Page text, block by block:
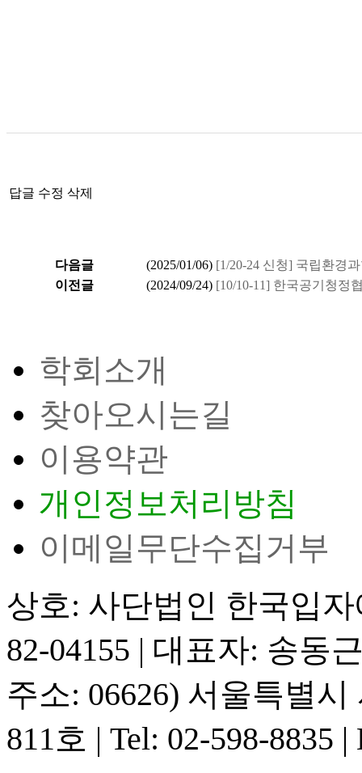
답글 수정 삭제
다음글 (2025/01/06) [1/20-24 신청] 국립환경
이전글
(2024/09/24) [10/10-11] 한국공기청정
학회소개
찾아오시는길
이용약관
개인정보처리방침
이메일무단수집거부
상호: 사단법인 한국입
82-04155 | 대표자: 송동
주소: 06626) 서울특별
811호 | Tel: 02-598-8835 |